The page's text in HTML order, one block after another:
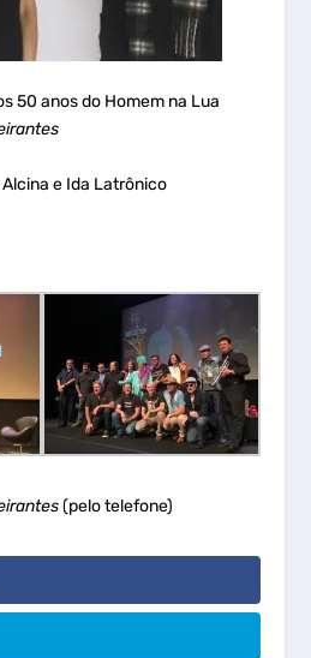
50 anos do Homem na Lua
Alcina e Ida Latrônico
(pelo telefone)